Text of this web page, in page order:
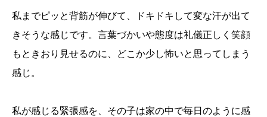
私までピッと背筋が伸びて、ドキドキして変な汗が出て
きそうな感じです。言葉づかいや態度は礼儀正しく笑顔
もときおり見せるのに、どこか少し怖いと思ってしまう
感じ。
私が感じる緊張感を、その子は家の中で毎日のように感